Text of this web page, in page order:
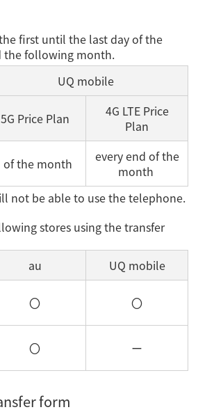
first until the last day of the
following month.
UQ mobile
5G Price Plan
4G LTE Price
Plan
of the month
every end of the
month
not be able to use the telephone.
stores using the transfer
au
UQ mobile
〇 〇
〇 ー
form